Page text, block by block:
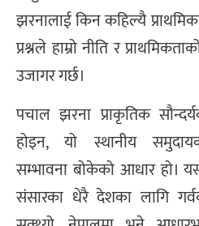
झरनालाई किन कहिल्यै
प्रश्नले हाम्रो नीति र
उजागर गर्छ।
पचाल झरना प्राकृतिक
होइन, यो स्थानीय
सम्भावना बोकेको आधार हो।
संसारका धेरै देशका लागि